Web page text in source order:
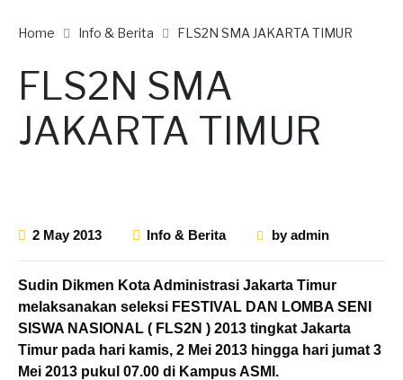
Home Info & Berita FLS2N SMA JAKARTA TIMUR
FLS2N SMA
JAKARTA TIMUR
2 May 2013 Info & Berita byadmin
Sudin Dikmen Kota Administrasi Jakarta Timur
melaksanakan seleksi FESTIVAL DAN LOMBA SENI
SISWA NASIONAL ( FLS2N ) 2013 tingkat Jakarta
Timur pada hari kamis, 2 Mei 2013 hingga hari jumat 3
Mei 2013 pukul 07.00 di Kampus ASMI.